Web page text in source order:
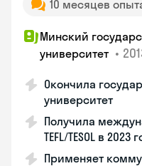
10 месяцев
Минский
университет •
Окончила
университет
Получила
TEFL/TESOL в 2023
Применяет